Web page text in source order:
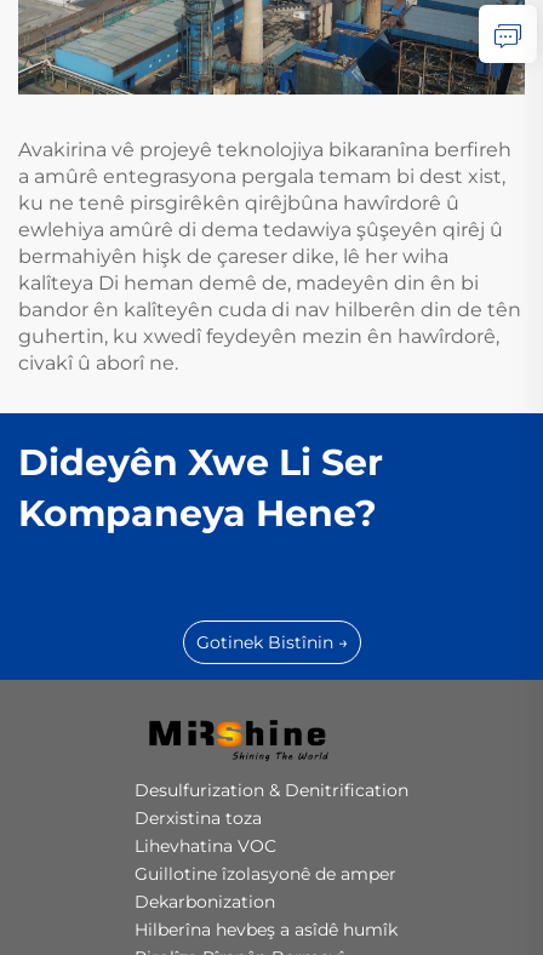
Avakirina vê projeyê teknolojiya bikaranîna berfireh
a amûrê entegrasyona pergala temam bi dest xist,
ku ne tenê pirsgirêkên qirêjbûna hawîrdorê û
ewlehiya amûrê di dema tedawiya şûşeyên qirêj û
bermahiyên hişk de çareser dike, lê her wiha
kalîteya Di heman demê de, madeyên din ên bi
bandor ên kalîteyên cuda di nav hilberên din de tên
guhertin, ku xwedî feydeyên mezin ên hawîrdorê,
civakî û aborî ne.
Dideyên Xwe Li Ser
Kompaneya Hene?
Gotinek Bistînin →
Desulfurization & Denitrification
Derxistina toza
Lihevhatina VOC
Guillotine îzolasyonê de amper
Dekarbonization
Hilberîna hevbeş a asîdê humîk